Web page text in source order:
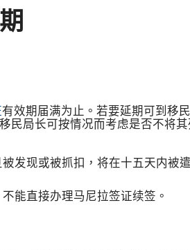
有效期届满为止。若要延期可到移
民局长可按情况而考虑是否不将其
发现或被抓扣，将在十五天内被
能直接办理马尼拉签证续签。